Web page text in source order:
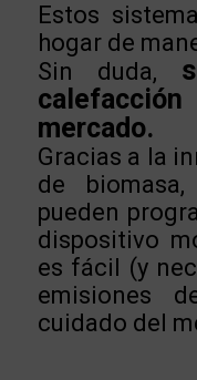
Estos
hogar de
Sin duda,
mercado.
Gracias a la
de
pueden
dispositivo
es fácil (y
emisiones
cuidado del